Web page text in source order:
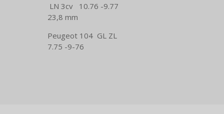
LN 3cv 10.76 -9.77
23,8 mm
Peugeot 104 GL ZL
7.75 -9-76